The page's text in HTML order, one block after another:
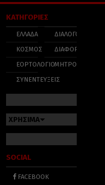
ΚΑΤΗΓΟΡΙΕΣ
ΕΛΛΑΔΑ
ΚΟΣΜΟΣ
ΕΟΡΤΟΛΟΓΙΟ
ΣΥΝΕΝΤΕΥΞΕΙΣ
ΔΙΑΛΟΓΟΣ
ΔΙΑΦΟΡΑ
ΜΗΤΡΟΠΟΛΕΙΣ
ΧΡΗΣΙΜΑ
SOCIAL
FACEBOOK